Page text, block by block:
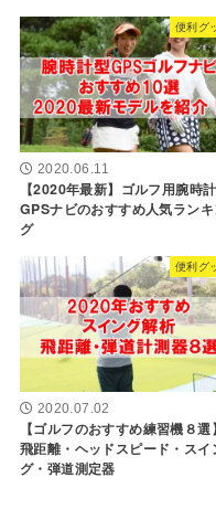
便利グ
2020.06.11
【2020年最新】ゴルフ用腕時
GPSナビのおすすめ人気ラン
グ
便利グ
2020.07.02
【ゴルフのおすすめ練習機８選】
飛距離・ヘッドスピード・スイ
グ・弾道測定器